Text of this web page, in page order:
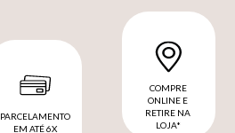
PARCELAMENTO
EM ATÉ 6X
COMPRE
ONLINE E
RETIRE NA
LOJA*